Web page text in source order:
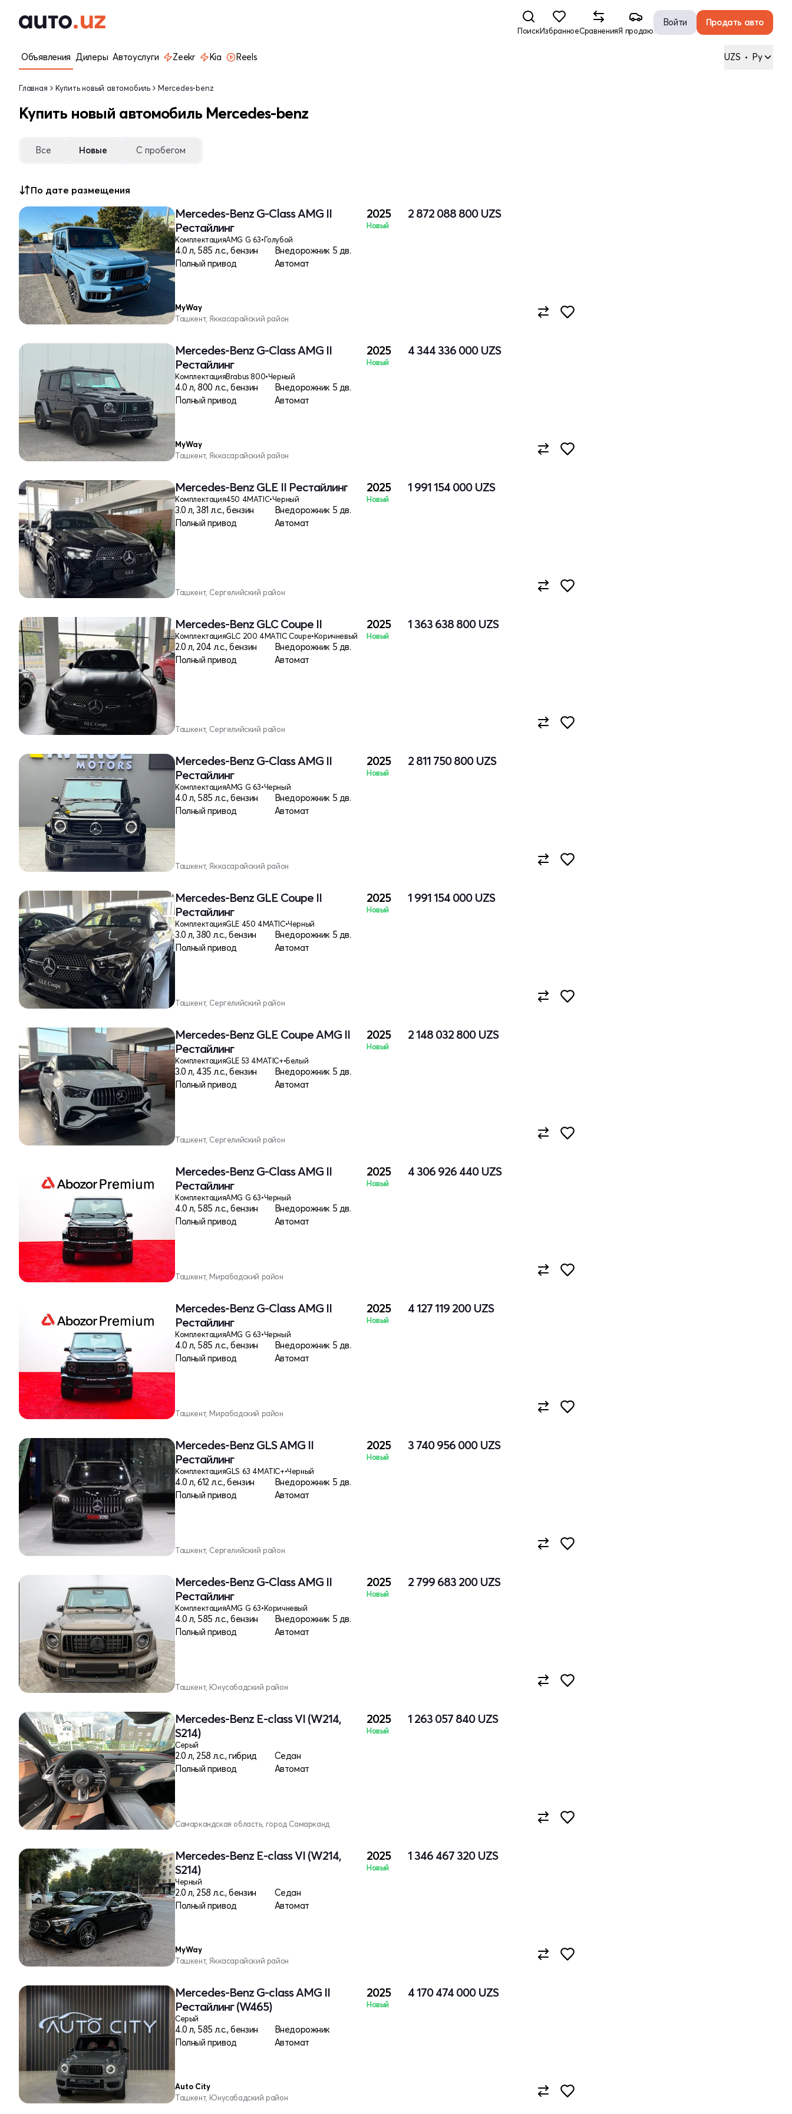
ПоискИзбранноеСравненияЯ продаю
Войти Продать авто
Объявления Дилеры Автоуслуги Zeekr Kia Reels UZS • Ру
Главная Купить новый автомобиль Mercedes-benz
Купить новый автомобиль Mercedes-benz
Все Новые С пробегом
По дате размещения
Mercedes-Benz G-Class AMG II
Рестайлинг
КомплектацияAMG G 63•Голубой
4.0 л, 585 л.с., бензин
Внедорожник 5 дв.
Полный привод
Автомат
2025
Новый
2 872 088 800 UZS
MyWay
Ташкент, Яккасарайский район
Mercedes-Benz G-Class AMG II
Рестайлинг
КомплектацияBrabus 800•Черный
4.0 л, 800 л.с., бензин
Внедорожник 5 дв.
Полный привод
Автомат
2025
Новый
4 344 336 000 UZS
MyWay
Ташкент, Яккасарайский район
Mercedes-Benz GLE II Рестайлинг
Комплектация450 4MATIC•Черный
3.0 л, 381 л.с., бензин
Внедорожник 5 дв.
Полный привод
Автомат
2025
Новый
1 991 154 000 UZS
Ташкент, Сергелийский район
Mercedes-Benz GLC Coupe II
КомплектацияGLC 200 4MATIC Coupe•Коричневый
2.0 л, 204 л.с., бензин
Внедорожник 5 дв.
Полный привод
Автомат
2025
Новый
1 363 638 800 UZS
Ташкент, Сергелийский район
Mercedes-Benz G-Class AMG II
Рестайлинг
КомплектацияAMG G 63•Черный
4.0 л, 585 л.с., бензин
Внедорожник 5 дв.
Полный привод
Автомат
2025
Новый
2 811 750 800 UZS
Ташкент, Яккасарайский район
Mercedes-Benz GLE Coupe II
Рестайлинг
КомплектацияGLE 450 4MATIC•Черный
3.0 л, 380 л.с., бензин
Внедорожник 5 дв.
Полный привод
Автомат
2025
Новый
1 991 154 000 UZS
Ташкент, Сергелийский район
Mercedes-Benz GLE Coupe AMG II
Рестайлинг
КомплектацияGLE 53 4MATIC+•Белый
3.0 л, 435 л.с., бензин
Внедорожник 5 дв.
Полный привод
Автомат
2025
Новый
2 148 032 800 UZS
Ташкент, Сергелийский район
Mercedes-Benz G-Class AMG II
Рестайлинг
КомплектацияAMG G 63•Черный
4.0 л, 585 л.с., бензин
Внедорожник 5 дв.
Полный привод
Автомат
2025
Новый
4 306 926 440 UZS
Ташкент, Мирабадский район
Mercedes-Benz G-Class AMG II
Рестайлинг
КомплектацияAMG G 63•Черный
4.0 л, 585 л.с., бензин
Внедорожник 5 дв.
Полный привод
Автомат
2025
Новый
4 127 119 200 UZS
Ташкент, Мирабадский район
Mercedes-Benz GLS AMG II
Рестайлинг
КомплектацияGLS 63 4MATIC+•Черный
4.0 л, 612 л.с., бензин
Внедорожник 5 дв.
Полный привод
Автомат
2025
Новый
3 740 956 000 UZS
Ташкент, Сергелийский район
Mercedes-Benz G-Class AMG II
Рестайлинг
КомплектацияAMG G 63•Коричневый
4.0 л, 585 л.с., бензин
Внедорожник 5 дв.
Полный привод
Автомат
2025
Новый
2 799 683 200 UZS
Ташкент, Юнусабадский район
Mercedes-Benz E-class VI (W214,
S214)
Серый
2.0 л, 258 л.с., гибрид
Седан
Полный привод
Автомат
2025
Новый
1 263 057 840 UZS
Самаркандская область, город Самарканд
Mercedes-Benz E-class VI (W214,
S214)
Черный
2.0 л, 258 л.с., бензин
Седан
Полный привод
Автомат
2025
Новый
1 346 467 320 UZS
MyWay
Ташкент, Яккасарайский район
Mercedes-Benz G-class AMG II
Рестайлинг (W465)
Серый
4.0 л, 585 л.с., бензин
Внедорожник
Полный привод
Автомат
2025
Новый
4 170 474 000 UZS
Auto City
Ташкент, Юнусабадский район